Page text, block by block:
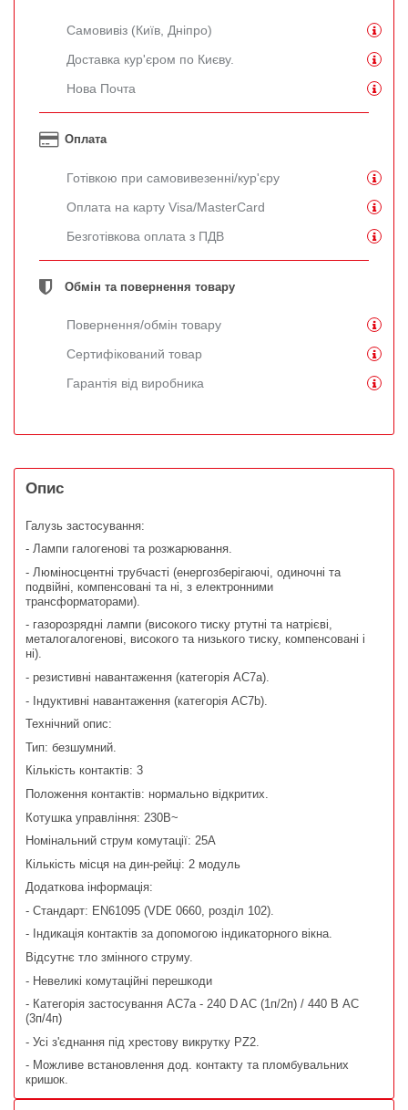
Самовивіз (Київ, Дніпро)
Доставка кур'єром по Києву.
Нова Почта
Оплата
Готівкою при самовивезенні/кур'єру
Оплата на карту Visa/MasterCard
Безготівкова оплата з ПДВ
Обмін та повернення товару
Повернення/обмін товару
Сертифікований товар
Гарантія від виробника
Опис
Галузь застосування:
- Лампи галогенові та розжарювання.
- Люміносцентні трубчасті (енергозберігаючі, одиночні та
подвійні, компенсовані та ні, з електронними
трансформаторами).
- газорозрядні лампи (високого тиску ртутні та натрієві,
металогалогенові, високого та низького тиску, компенсовані і
ні).
- резистивні навантаження (категорія AC7a).
- Індуктивні навантаження (категорія AC7b).
Технічний опис:
Тип: безшумний.
Кількість контактів: 3
Положення контактів: нормально відкритих.
Котушка управління: 230В~
Номінальний струм комутації: 25А
Кількість місця на дин-рейці: 2 модуль
Додаткова інформація:
- Стандарт: EN61095 (VDE 0660, розділ 102).
- Індикація контактів за допомогою індикаторного вікна.
Відсутнє тло змінного струму.
- Невеликі комутаційні перешкоди
- Категорія застосування AC7a - 240 D AC (1п/2п) / 440 В AC
(3п/4п)
- Усі з'єднання під хрестову викрутку PZ2.
- Можливе встановлення дод. контакту та пломбувальних
кришок.